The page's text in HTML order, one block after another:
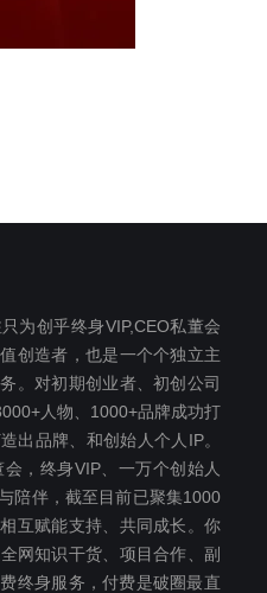
为创乎终身VIP,CEO私董会
创造者，也是一个个独立主
。对初期创业者、初创公司
人物、1000+品牌成功打
出品牌、和创始人个人IP。
，终身VIP、一万个创始人
陪伴，截至目前已聚集1000
互赋能支持、共同成长。你
网知识干货、项目合作、副
终‬身服务，付费是破圈最‬直